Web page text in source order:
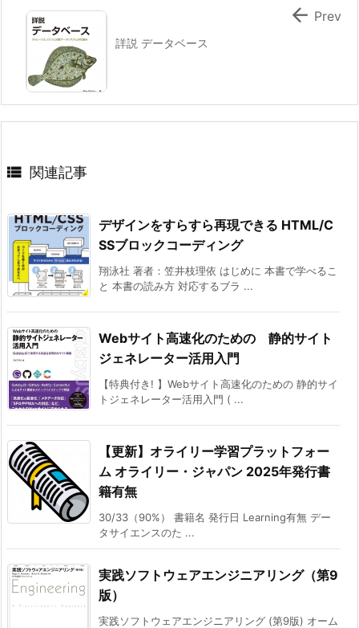
詳説 データベース
 Prev
 関連記事
デザインをすらすら再現できる HTML/C
SSブロックコーディング
翔泳社 著者：笠井枝理依 はじめに 本書で学べるこ
と 本書の読み方 対応するブラ ...
Webサイト高速化のための 静的サイト
ジェネレーター活用入門
【特典付き! 】Webサイト高速化のための 静的サイ
トジェネレーター活用入門 ( ...
【更新】オライリー学習プラットフォー
ム オライリー・ジャパン 2025年発行書
籍有無
30/33（90%） 書籍名 発行日 Learning有無 デー
タサイエンスのた ...
実践ソフトウェアエンジニアリング（第9
版）
実践ソフトウェアエンジニアリング (第9版) オーム